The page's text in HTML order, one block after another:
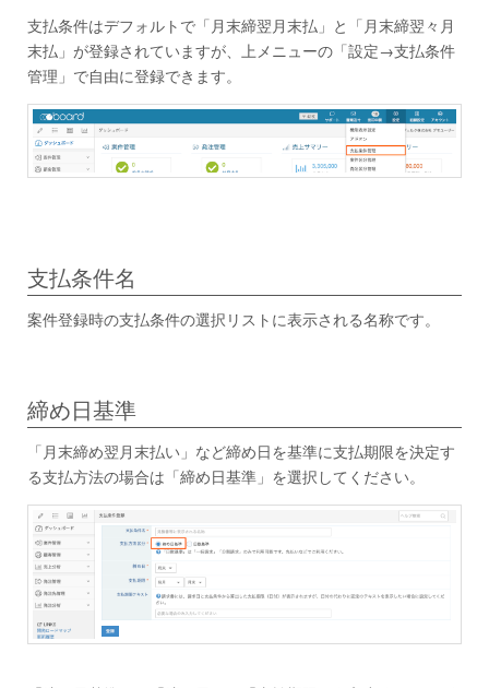
支払条件はデフォルトで「月末締翌月末払」と「月末締翌々月
末払」が登録されていますが、上メニューの「設定→支払条件
管理」で自由に登録できます。
支払条件名
案件登録時の支払条件の選択リストに表示される名称です。
締め日基準
「月末締め翌月末払い」など締め日を基準に支払期限を決定す
る支払方法の場合は「締め日基準」を選択してください。